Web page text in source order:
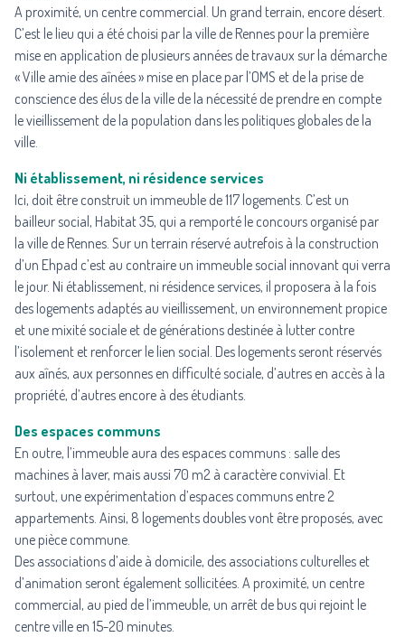
A proximité, un centre commercial. Un grand terrain, encore désert.
C’est le lieu qui a été choisi par la ville de Rennes pour la première
mise en application de plusieurs années de travaux sur la démarche
« Ville amie des aînées » mise en place par l’OMS et de la prise de
conscience des élus de la ville de la nécessité de prendre en compte
le vieillissement de la population dans les politiques globales de la
ville.
Ni établissement, ni résidence services
Ici, doit être construit un immeuble de 117 logements. C’est un
bailleur social, Habitat 35, qui a remporté le concours organisé par
la ville de Rennes. Sur un terrain réservé autrefois à la construction
d’un Ehpad c’est au contraire un immeuble social innovant qui verra
le jour. Ni établissement, ni résidence services, il proposera à la fois
des logements adaptés au vieillissement, un environnement propice
et une mixité sociale et de générations destinée à lutter contre
l’isolement et renforcer le lien social. Des logements seront réservés
aux aînés, aux personnes en difficulté sociale, d’autres en accès à la
propriété, d’autres encore à des étudiants.
Des espaces communs
En outre, l’immeuble aura des espaces communs : salle des
machines à laver, mais aussi 70 m2 à caractère convivial. Et
surtout, une expérimentation d’espaces communs entre 2
appartements. Ainsi, 8 logements doubles vont être proposés, avec
une pièce commune.
Des associations d’aide à domicile, des associations culturelles et
d’animation seront également sollicitées. A proximité, un centre
commercial, au pied de l’immeuble, un arrêt de bus qui rejoint le
centre ville en 15-20 minutes.